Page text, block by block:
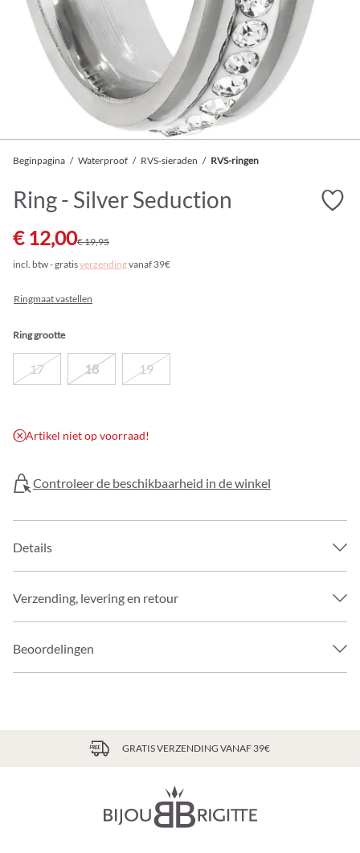
Beginpagina / Waterproof / RVS-sieraden / RVS-ringen
Ring - Silver Seduction
€ 12,00€ 19,95
incl. btw - gratisverzendingvanaf 39€
Ringmaat vastellen
Ring grootte
17 18 19
Artikel niet op voorraad!
Controleer de beschikbaarheid in de winkel
Details
Verzending, levering en retour
Beoordelingen
GRATIS VERZENDING VANAF 39€